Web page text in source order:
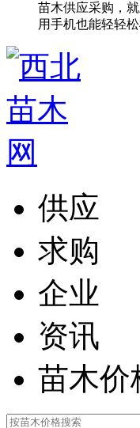
苗木供应采购，
用手机也能轻轻
供应
求购
企业
资讯
苗木价